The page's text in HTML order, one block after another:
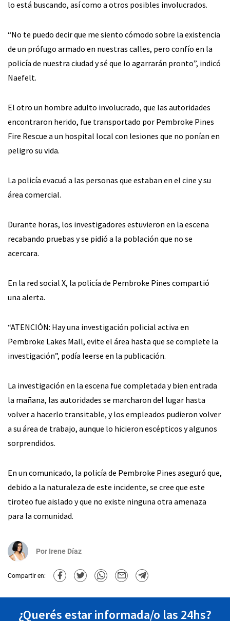
lo está buscando, así como a otros posibles involucrados.
“No te puedo decir que me siento cómodo sobre la existencia
de un prófugo armado en nuestras calles, pero confío en la
policía de nuestra ciudad y sé que lo agarrarán pronto”, indicó
Naefelt.
El otro un hombre adulto involucrado, que las autoridades
encontraron herido, fue transportado por Pembroke Pines
Fire Rescue a un hospital local con lesiones que no ponían en
peligro su vida.
La policía evacuó a las personas que estaban en el cine y su
área comercial.
Durante horas, los investigadores estuvieron en la escena
recabando pruebas y se pidió a la población que no se
acercara.
En la red social X, la policía de Pembroke Pines compartió
una alerta.
“ATENCIÓN: Hay una investigación policial activa en
Pembroke Lakes Mall, evite el área hasta que se complete la
investigación”, podía leerse en la publicación.
La investigación en la escena fue completada y bien entrada
la mañana, las autoridades se marcharon del lugar hasta
volver a hacerlo transitable, y los empleados pudieron volver
a su área de trabajo, aunque lo hicieron escépticos y algunos
sorprendidos.
En un comunicado, la policía de Pembroke Pines aseguró que,
debido a la naturaleza de este incidente, se cree que este
tiroteo fue aislado y que no existe ninguna otra amenaza
para la comunidad.
Por Irene Díaz
Compartir en:
¿Querés estar informada/o las 24hs?